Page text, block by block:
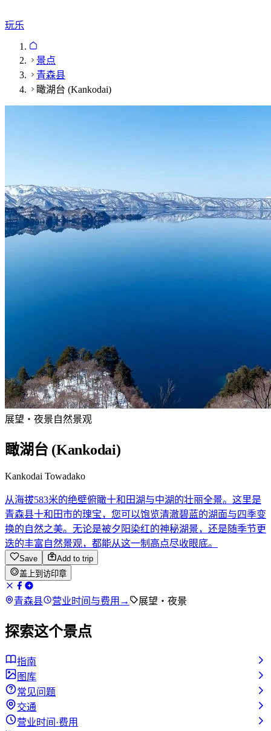
玩乐
景点
青森县
瞰湖台 (Kankodai)
展望・夜景自然景观
瞰湖台 (Kankodai)
Kankodai Towadako
从海拔583米的绝壁俯瞰十和田湖与中湖的壮丽全景。这里是
青森县十和田市的瑰宝，您可以饱览清澈碧蓝的湖面与四季变
换的自然之美。无论是被夕阳染红的神秘湖景，还是随季节更
迭的丰富自然景观，都能从这一制高点尽收眼底。
Save
Add to trip
盖上到访印章
青森县 营业时间与费用 → 展望・夜景
探索这个景点
指南
图库
常见问题
交通
营业时间·费用